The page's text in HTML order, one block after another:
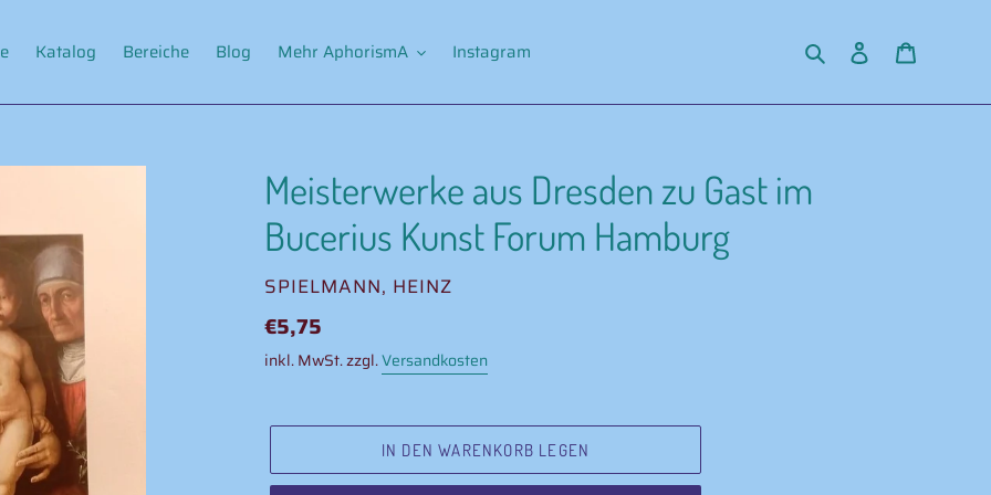
Katalog Bereiche Blog Mehr AphorismA Instagram Suchen Einloggen
Meisterwerke aus Dresden zu Gast im
Bucerius Kunst Forum Hamburg
VERKÄUFER
SPIELMANN, HEINZ
Normaler
Preis
€5,75
inkl. MwSt. zzgl.Versandkosten
IN DEN WARENKORB LEGEN